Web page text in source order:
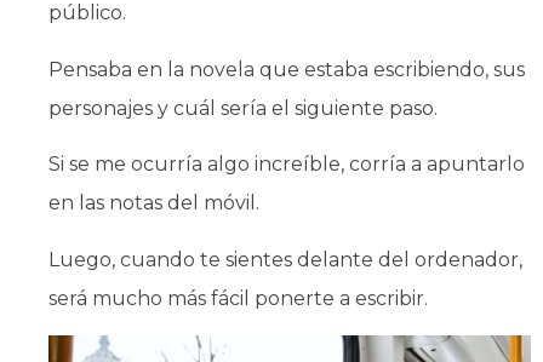
público.
Pensaba en la novela que estaba escribiendo, sus
personajes y cuál sería el siguiente paso.
Si se me ocurría algo increíble, corría a apuntarlo
en las notas del móvil.
Luego, cuando te sientes delante del ordenador,
será mucho más fácil ponerte a escribir.